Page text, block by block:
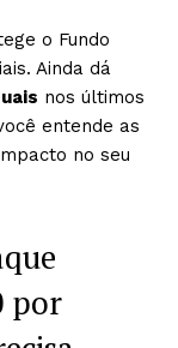
o Fundo
Ainda dá
nos últimos
entende as
no seu
por